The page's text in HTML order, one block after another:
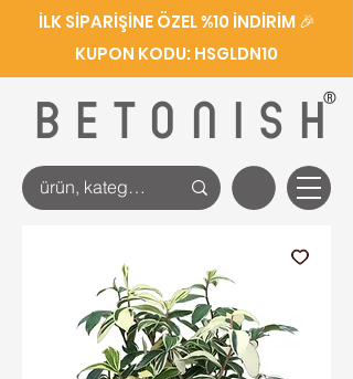
BETONISH
®
İLK SİPARİŞİNE ÖZEL %10 İNDİRİM 🎉
KUPON KODU: HSGLDN10